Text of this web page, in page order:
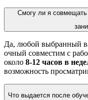
Смогу ли я совмещать
Да, любой выбранный
очный совместим с
около 8-12 часов в
возможность
Что выдается после